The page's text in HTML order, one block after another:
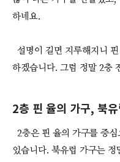
하네요.
설명이 길면 지루해지니
하겠습니다. 그럼 정말 2층
2층 핀 율의 가구, 북
2층은 핀 율의 가구를 중
있습니다. 북유럽 가구는